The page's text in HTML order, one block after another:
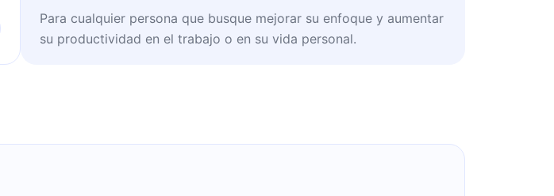
Para cualquier persona que busque mejorar su enfoque y aumentar
su productividad en el trabajo o en su vida personal.